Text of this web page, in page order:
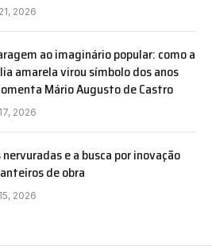
2026
ao imaginário popular: como a
amarela virou símbolo dos anos
Mário Augusto de Castro
2026
nervuradas e a busca por inovação
de obra
2026